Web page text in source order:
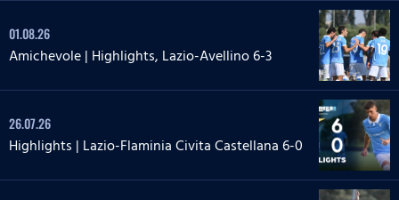
01.08.26
Amichevole | Highlights, Lazio-Avellino 6-3
26.07.26
Highlights | Lazio-Flaminia Civita Castellana 6-0